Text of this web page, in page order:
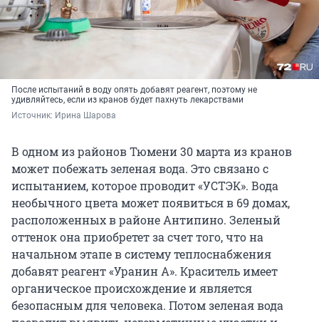
После испытаний в воду опять добавят реагент, поэтому не
удивляйтесь, если из кранов будет пахнуть лекарствами
Источник: Ирина Шарова
В одном из районов Тюмени 30 марта из кранов
может побежать зеленая вода. Это связано с
испытанием, которое проводит «УСТЭК». Вода
необычного цвета может появиться в 69 домах,
расположенных в районе Антипино. Зеленый
оттенок она приобретет за счет того, что на
начальном этапе в систему теплоснабжения
добавят реагент «Уранин А». Краситель имеет
органическое происхождение и является
безопасным для человека. Потом зеленая вода